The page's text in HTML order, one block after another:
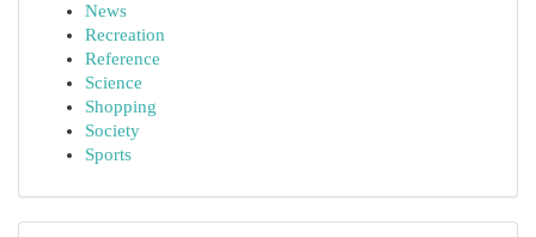
News
Recreation
Reference
Science
Shopping
Society
Sports